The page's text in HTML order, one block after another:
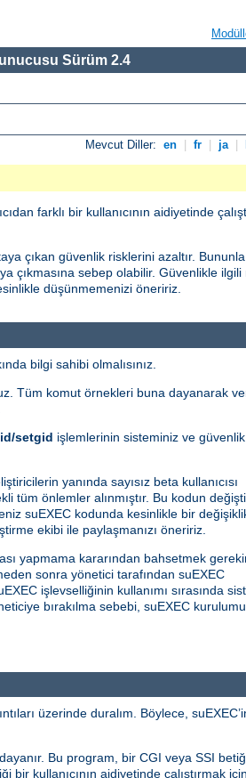
Sürüm 2.4
Mevcut Diller: en fr ja
farklı bir kullanıcının aidiyetinde
çıkan güvenlik risklerini azaltır.
çıkmasına sebep olabilir. Güvenlikle
düşünmemenizi öneririz.
bilgi sahibi olmalısınız.
Tüm komut örnekleri buna dayanarak
setgid işlemlerinin sisteminiz ve güvenlik
yanında sayısız beta kullanıcısı
tüm önlemler alınmıştır. Bu kodun
suEXEC kodunda kesinlikle bir
ekibi ile paylaşmanızı öneririz.
yapmama kararından bahsetmek
sonra yönetici tarafından suEXEC
işlevselliğinin kullanımı sırasında
bırakılma sebebi, suEXEC
üzerinde duralım. Böylece,
Bu program, bir CGI veya SSI
bir kullanıcının aidiyetinde çalıştırmak için